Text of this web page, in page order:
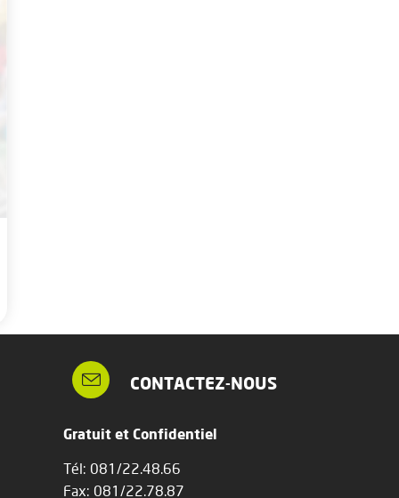
CONTACTEZ-NOUS
Gratuit et Confidentiel
Tél: 081/22.48.66
Fax: 081/22.78.87